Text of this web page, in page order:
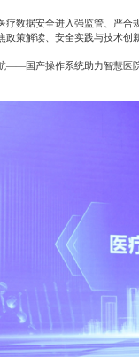
数据安全进入强监管、严
策解读、安全实践与技术创
——国产操作系统助力智慧医